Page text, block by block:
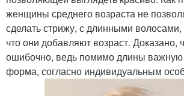
женщины среднего возраста не
сделать стрижу, с длинными волосами,
что они добавляют возраст. Доказано,
ошибочно, ведь помимо длины важную
форма, согласно индивидуальным